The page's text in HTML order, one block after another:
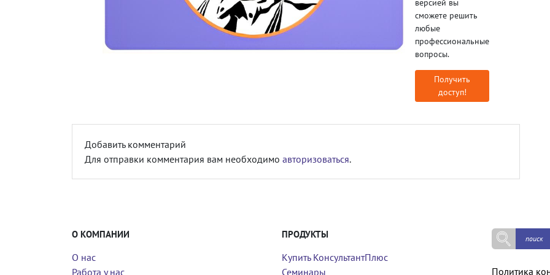
сможете решить
любые
профессиональные
вопросы.
Получить
доступ!
Добавить комментарий
Для отправки комментария вам необходимо авторизоваться.
О КОМПАНИИ
О нас
Работа у нас
ПРОДУКТЫ
Купить КонсультантПлюс
Семинары
Политика